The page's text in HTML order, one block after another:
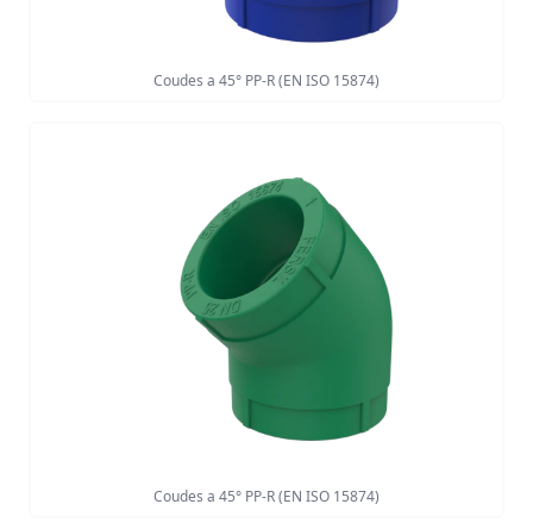
Coudes a 45° PP-R (EN ISO 15874)
Coudes a 45° PP-R (EN ISO 15874)